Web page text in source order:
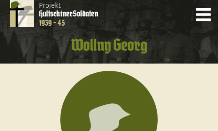
Projekt
HultschinerSoldaten
1939 - 45
Wollny Georg